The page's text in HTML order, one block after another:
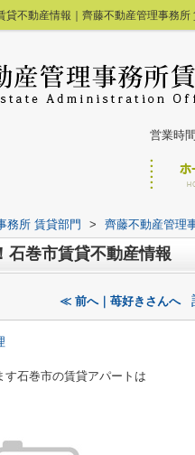
貸不動産情報｜齊藤不動産管理事務所
営業時
務所 賃貸部門 > 齊藤不動産管理
石巻市賃貸不動産情報
≪ 前へ｜苺好きさんへ
す石巻市の賃貸アパートは